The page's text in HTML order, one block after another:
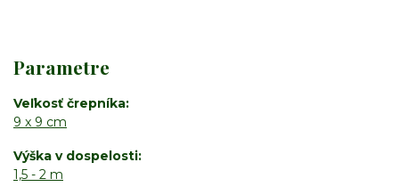
Parametre
Veľkosť črepníka
9 x 9 cm
Výška v dospelosti
1,5 - 2 m